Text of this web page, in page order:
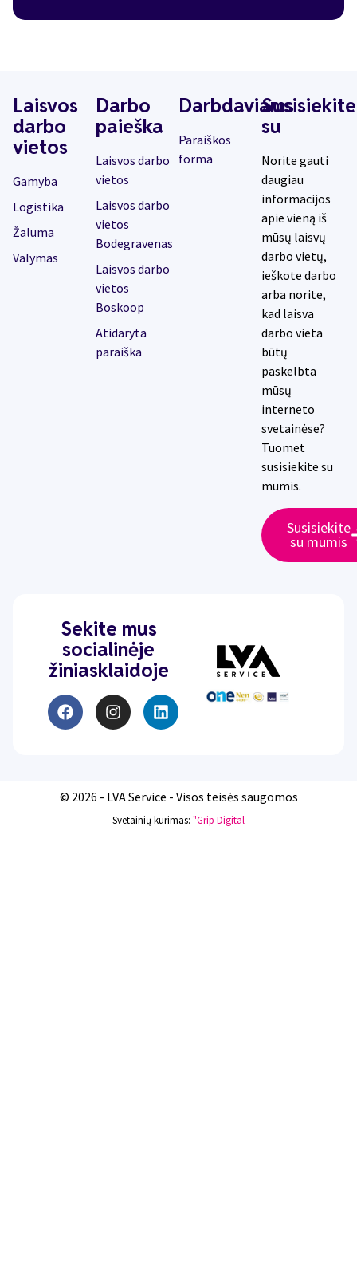
Laisvos
darbo
vietos
Gamyba
Logistika
Žaluma
Valymas
Darbo
paieška
Laisvos darbo
vietos
Laisvos darbo
vietos
Bodegravenas
Laisvos darbo
vietos
Boskoop
Atidaryta
paraiška
Darbdaviams
Paraiškos
forma
Susisiekite
su
Norite gauti
daugiau
informacijos
apie vieną iš
mūsų laisvų
darbo vietų,
ieškote darbo
arba norite,
kad laisva
darbo vieta
būtų
paskelbta
mūsų
interneto
svetainėse?
Tuomet
susisiekite su
mumis.
Susisiekite
su mumis
Sekite mus
socialinėje
žiniasklaidoje
© 2026 - LVA Service - Visos teisės saugomos
Svetainių kūrimas: "Grip Digital